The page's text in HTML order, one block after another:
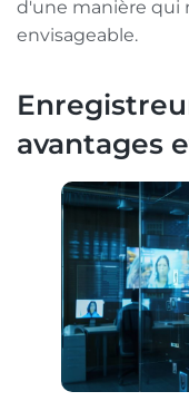
d'une manière qui
envisageable.
avantages